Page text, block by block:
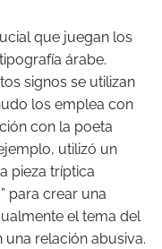
que juegan los
árabe.
signos se utilizan
los emplea con
con la poeta
utilizó un
pieza tríptica
para crear una
el tema del
relación abusiva.